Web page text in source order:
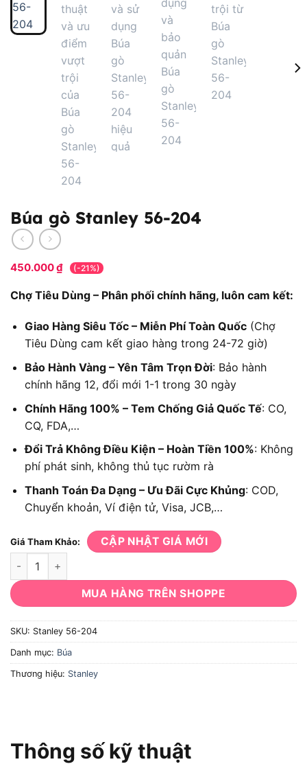
Búa gò Stanley 56-204
450.000₫ (-21%)
Chợ Tiêu Dùng – Phân phối chính hãng, luôn cam kết:
Giao Hàng Siêu Tốc – Miễn Phí Toàn Quốc(Chợ
Tiêu Dùng cam kết giao hàng trong 24-72 giờ)
Bảo Hành Vàng – Yên Tâm Trọn Đời: Bảo hành
chính hãng 12, đổi mới 1-1 trong 30 ngày
Chính Hãng 100% – Tem Chống Giả Quốc Tế: CO,
CQ, FDA,…
Đổi Trả Không Điều Kiện – Hoàn Tiền 100%: Không
phí phát sinh, không thủ tục rườm rà
Thanh Toán Đa Dạng – Ưu Đãi Cực Khủng: COD,
Chuyển khoản, Ví điện tử, Visa, JCB,…
Giá Tham Khảo: CẬP NHẬT GIÁ MỚI
Búa gò Stanley 56-204 số lượng
MUA HÀNG TRÊN SHOPPE
SKU: Stanley 56-204
Danh mục: Búa
Thương hiệu: Stanley
Thông số kỹ thuật